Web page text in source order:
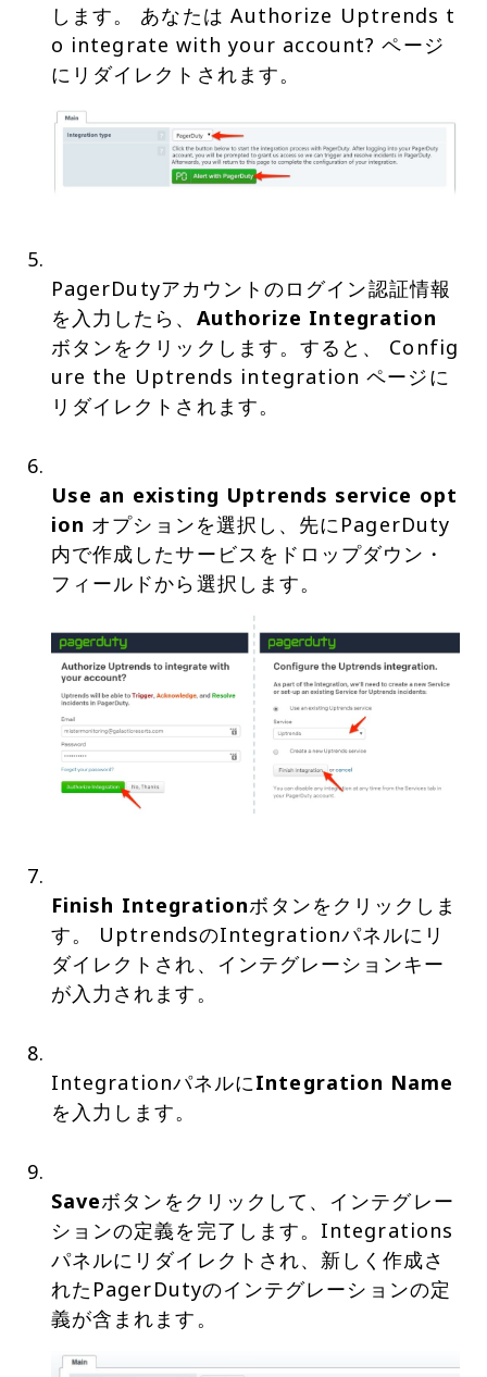
します。 あなたは Authorize Uptrends t
o integrate with your account? ページ
PagerDutyアカウントのログイン認証情報
を入力したら、 Authorize Integration
ボタンをクリックします。すると、 Config
ure the Uptrends integration ページに
リダイレクトされます。
Use an existing Uptrends service opt
ion オプションを選択し、先にPagerDuty
内で作成したサービスをドロップダウン・
Finish Integrationボタンをクリックしま
す。 UptrendsのIntegrationパネルにリ
ダイレクトされ、インテグレーションキー
が入力されます。
IntegrationパネルにIntegration Name
を入力します。
Saveボタンをクリックして、インテグレー
ションの定義を完了します。Integrations
パネルにリダイレクトされ、新しく作成さ
れたPagerDutyのインテグレーションの定